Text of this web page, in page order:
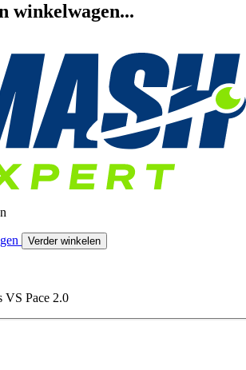
winkelwagen...
Verder winkelen
VS Pace 2.0